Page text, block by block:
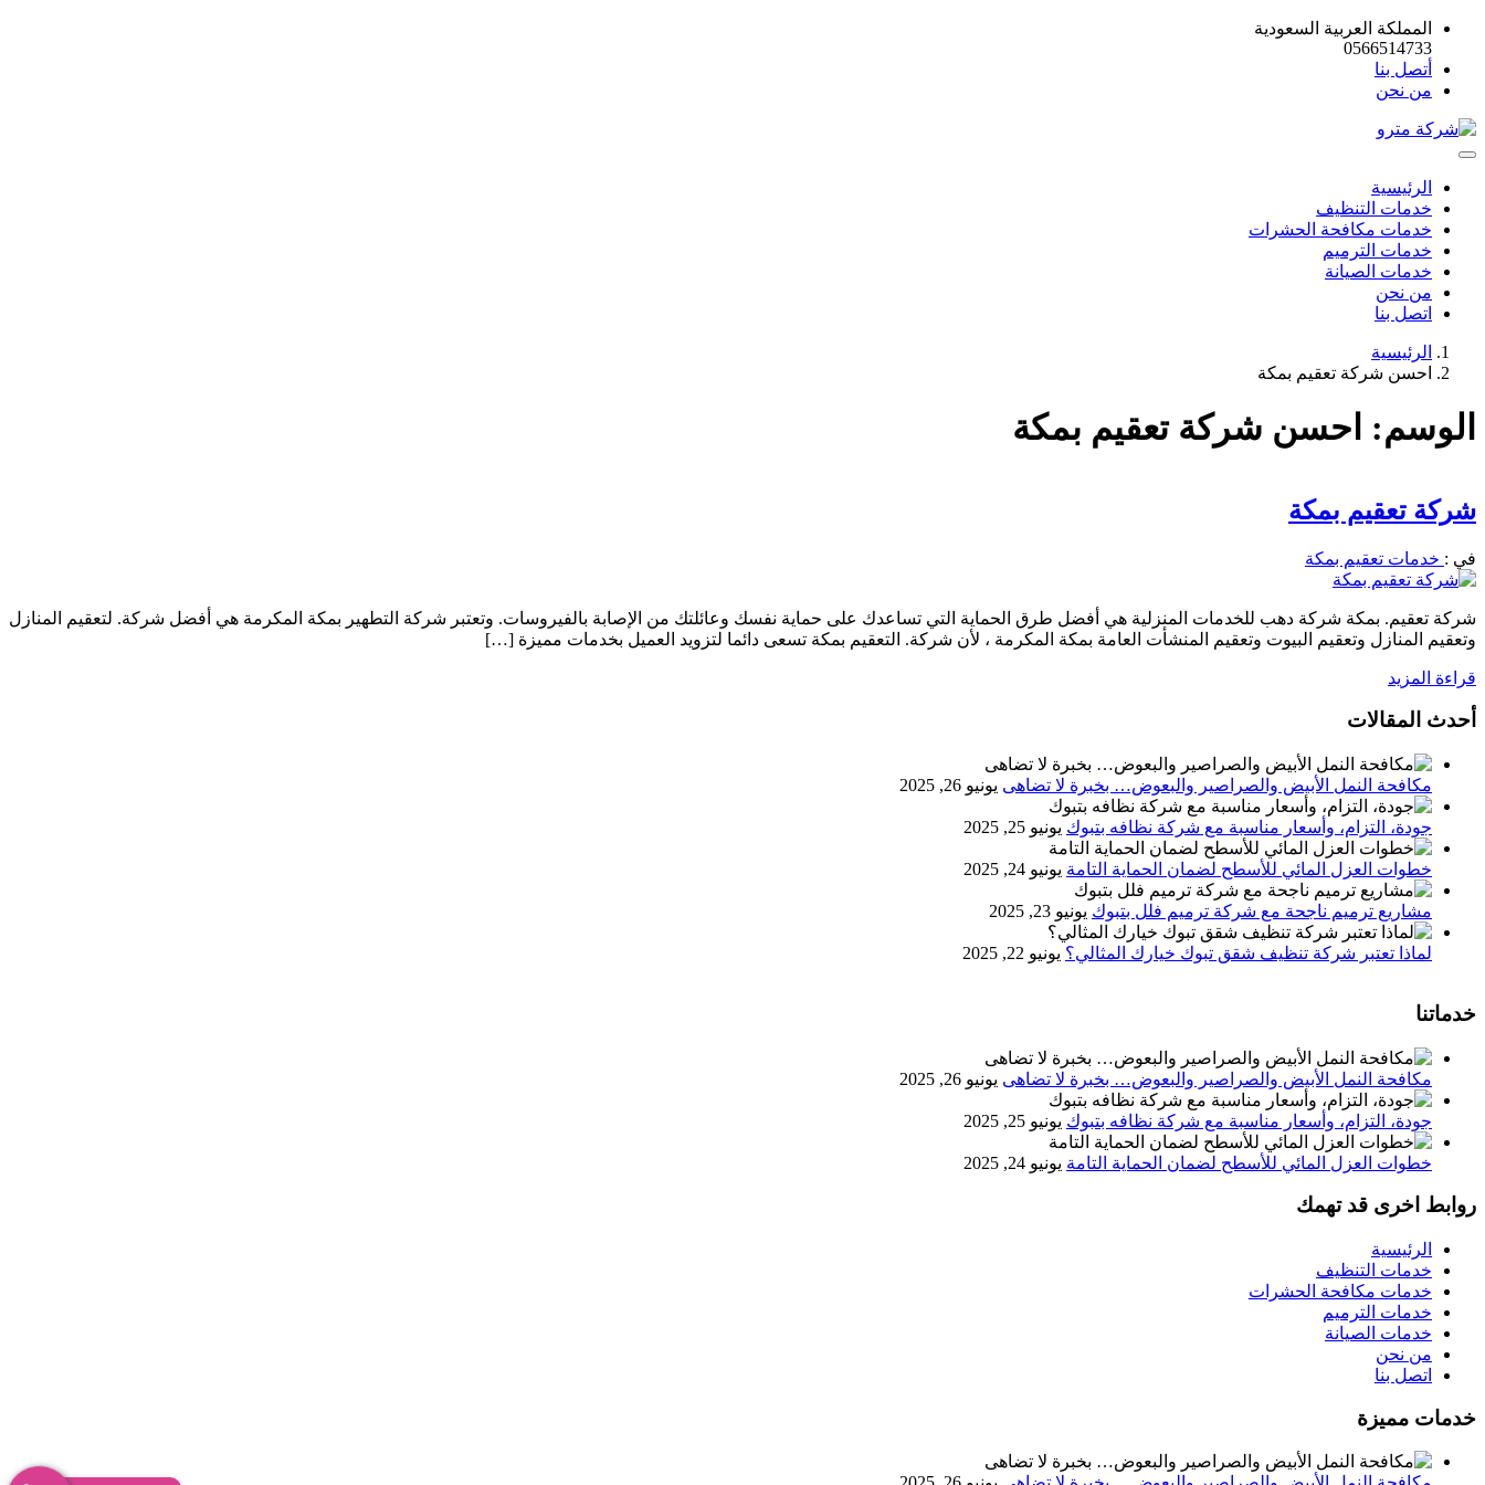
المملكة العربية السعودية
0566514733
أتصل بنا
من نحن
الرئيسية
خدمات التنظيف
خدمات مكافحة الحشرات
خدمات الترميم
خدمات الصيانة
من نحن
اتصل بنا
الرئيسية
احسن شركة تعقيم بمكة
الوسم: احسن شركة تعقيم بمكة
شركة تعقيم بمكة
في : خدمات تعقيم بمكة
شركة تعقيم. بمكة شركة دهب للخدمات المنزلية هي أفضل طرق الحماية التي تساعدك على حماية نفسك وعائلتك من الإصابة بالفيروسات. وتعتبر شركة التطهير بمكة المكرمة هي أفضل شركة. لتعقيم المنازل
وتعقيم المنازل وتعقيم البيوت وتعقيم المنشأت العامة بمكة المكرمة ، لأن شركة. التعقيم بمكة تسعى دائما لتزويد العميل بخدمات مميزة […]
قراءة المزيد
أحدث المقالات
مكافحة النمل الأبيض والصراصير والبعوض… بخبرة لا تضاهى يونيو 26, 2025
جودة، التزام، وأسعار مناسبة مع شركة نظافه بتبوك يونيو 25, 2025
خطوات العزل المائي للأسطح لضمان الحماية التامة يونيو 24, 2025
مشاريع ترميم ناجحة مع شركة ترميم فلل بتبوك يونيو 23, 2025
لماذا تعتبر شركة تنظيف شقق تبوك خيارك المثالي؟ يونيو 22, 2025
خدماتنا
مكافحة النمل الأبيض والصراصير والبعوض… بخبرة لا تضاهى يونيو 26, 2025
جودة، التزام، وأسعار مناسبة مع شركة نظافه بتبوك يونيو 25, 2025
خطوات العزل المائي للأسطح لضمان الحماية التامة يونيو 24, 2025
روابط اخرى قد تهمك
الرئيسية
خدمات التنظيف
خدمات مكافحة الحشرات
خدمات الترميم
خدمات الصيانة
من نحن
اتصل بنا
خدمات مميزة